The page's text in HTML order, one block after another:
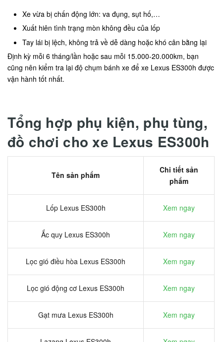
Xe vừa bị chấn động lớn: va đụng, sụt hố,…
Xuất hiên tình trạng mòn không đều của lốp
Tay lái bị lệch, không trả về dễ dàng hoặc khó cân bằng lại
Định kỳ mỗi 6 tháng/lần hoặc sau mỗi 15.000-20.000km, bạn
cũng nên kiểm tra lại độ chụm bánh xe để xe Lexus ES300h được
vận hành tốt nhất.
Tổng hợp phụ kiện, phụ tùng,
đồ chơi cho xe Lexus ES300h
Tên sản phẩm
Chi tiết sản
phẩm
Lốp Lexus ES300h Xem ngay
Ắc quy Lexus ES300h Xem ngay
Lọc gió điều hòa Lexus ES300h Xem ngay
Lọc gió động cơ Lexus ES300h Xem ngay
Gạt mưa Lexus ES300h Xem ngay